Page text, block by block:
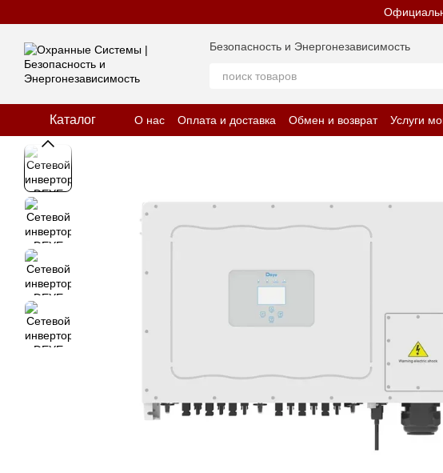
Безопасность и Энергонезависимость
Каталог О нас Оплата и доставка Обмен и возврат Услуги
Отзывы о магазине
Политика конфиденциальности